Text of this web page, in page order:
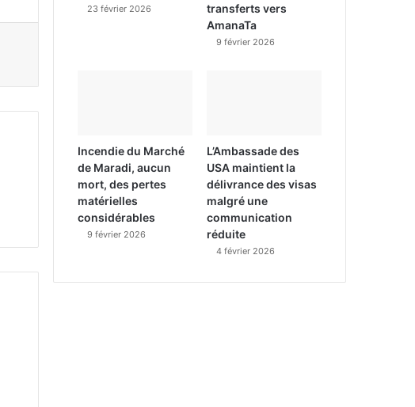
23 février 2026
transferts vers
AmanaTa
9 février 2026
Incendie du Marché
de Maradi, aucun
mort, des pertes
matérielles
considérables
9 février 2026
L’Ambassade des
USA maintient la
délivrance des visas
malgré une
communication
réduite
4 février 2026